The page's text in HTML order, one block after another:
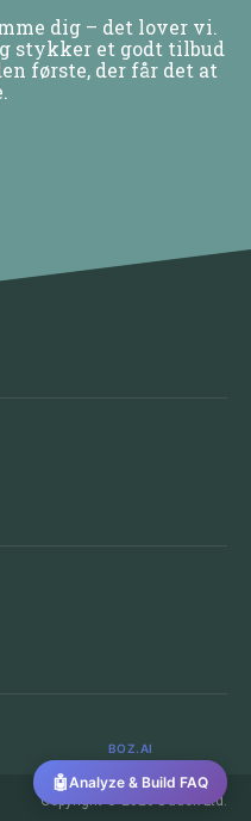
dig – det lover vi.
stykker et godt tilbud
første, der får det at
Copyright © 2026 Dudek Ltd.
BOZ.AI
🤖Analyze & Build FAQ